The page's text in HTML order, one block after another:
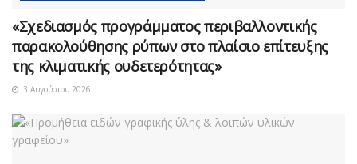
«Σχεδιασμός προγράμματος περιβαλλοντικής
παρακολούθησης ρύπων στο πλαίσιο επίτευξης
της κλιματικής ουδετερότητας»
3 Αυγούστου 2026